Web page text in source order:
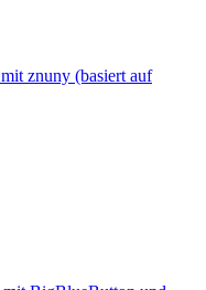
znuny (basiert auf